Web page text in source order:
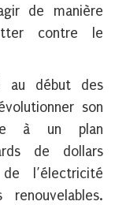
de manière
contre le
au début des
son
à un plan
de dollars
l’électricité